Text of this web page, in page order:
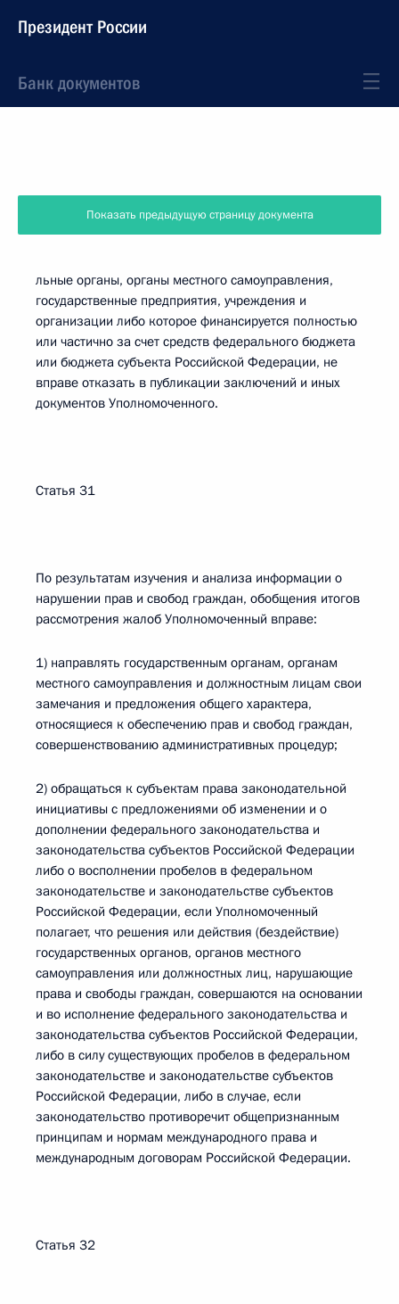
Президент России
Банк документов
Показать предыдущую страницу документа
льные органы, органы местного самоуправления,
государственные предприятия, учреждения и
организации либо которое финансируется полностью
или частично за счет средств федерального бюджета
или бюджета субъекта Российской Федерации, не
вправе отказать в публикации заключений и иных
документов Уполномоченного.
Статья 31
По результатам изучения и анализа информации о
нарушении прав и свобод граждан, обобщения итогов
рассмотрения жалоб Уполномоченный вправе:
1) направлять государственным органам, органам
местного самоуправления и должностным лицам свои
замечания и предложения общего характера,
относящиеся к обеспечению прав и свобод граждан,
совершенствованию административных процедур;
2) обращаться к субъектам права законодательной
инициативы с предложениями об изменении и о
дополнении федерального законодательства и
законодательства субъектов Российской Федерации
либо о восполнении пробелов в федеральном
законодательстве и законодательстве субъектов
Российской Федерации, если Уполномоченный
полагает, что решения или действия (бездействие)
государственных органов, органов местного
самоуправления или должностных лиц, нарушающие
права и свободы граждан, совершаются на основании
и во исполнение федерального законодательства и
законодательства субъектов Российской Федерации,
либо в силу существующих пробелов в федеральном
законодательстве и законодательстве субъектов
Российской Федерации, либо в случае, если
законодательство противоречит общепризнанным
принципам и нормам международного права и
международным договорам Российской Федерации.
Статья 32